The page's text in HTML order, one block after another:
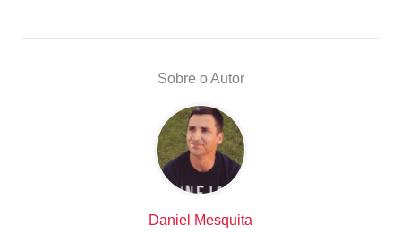
Sobre o Autor
Daniel Mesquita